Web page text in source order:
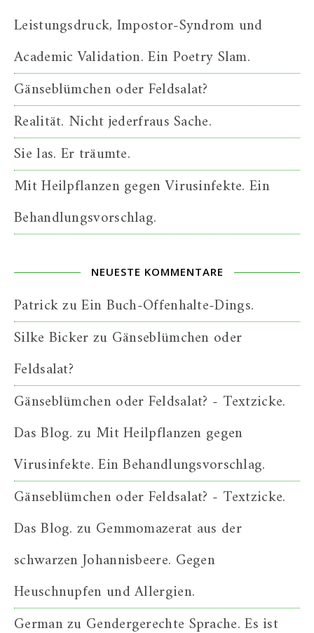
Leistungsdruck, Impostor-Syndrom und
Academic Validation. Ein Poetry Slam.
Gänseblümchen oder Feldsalat?
Realität. Nicht jederfraus Sache.
Sie las. Er träumte.
Mit Heilpflanzen gegen Virusinfekte. Ein
Behandlungsvorschlag.
NEUESTE KOMMENTARE
PatrickzuEin Buch-Offenhalte-Dings.
Silke Bickerzu Gänseblümchen oder
Feldsalat?
Gänseblümchen oder Feldsalat? - Textzicke.
Das Blog. zu Mit Heilpflanzen gegen
Virusinfekte. Ein Behandlungsvorschlag.
Gänseblümchen oder Feldsalat? - Textzicke.
Das Blog. zu Gemmomazerat aus der
schwarzen Johannisbeere. Gegen
Heuschnupfen und Allergien.
Germanzu Gendergerechte Sprache. Es ist